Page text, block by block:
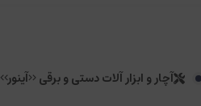
آچار و ابزار آلات دستی و برقی <<آینور>>